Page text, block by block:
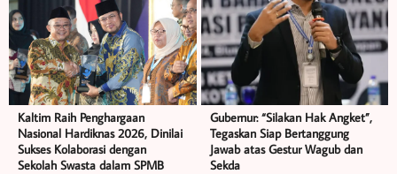
Kaltim Raih Penghargaan
Nasional Hardiknas 2026, Dinilai
Sukses Kolaborasi dengan
Sekolah Swasta dalam SPMB
Gubernur: “Silakan Hak Angket”,
Tegaskan Siap Bertanggung
Jawab atas Gestur Wagub dan
Sekda